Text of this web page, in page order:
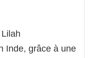
Inde, grâce à une